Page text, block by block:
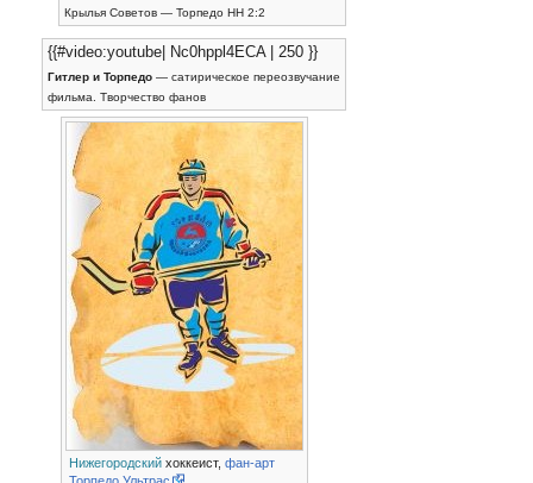
Крылья Советов — Торпедо НН 2:2
{{#video:youtube| Nc0hppl4ECA | 250 }}
Гитлер и Торпедо— сатирическое переозвучание
фильма. Творчество фанов
Нижегородскийхоккеист, фан-арт